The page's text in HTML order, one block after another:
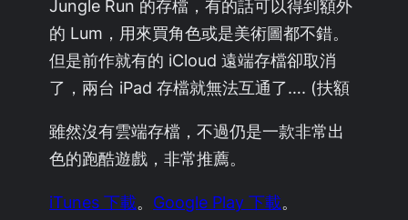
Jungle Run 的存檔，有的話可以得到額外
的 Lum，用來買角色或是美術圖都不錯。
但是前作就有的 iCloud 遠端存檔卻取消
了，兩台 iPad 存檔就無法互通了…. (扶額
雖然沒有雲端存檔，不過仍是一款非常出
色的跑酷遊戲，非常推薦。
iTunes 下載。 Google Play 下載。